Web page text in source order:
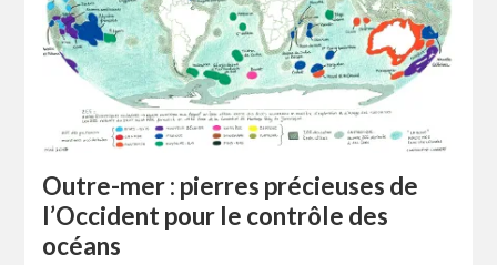
Outre-mer : pierres précieuses de
l’Occident pour le contrôle des
océans